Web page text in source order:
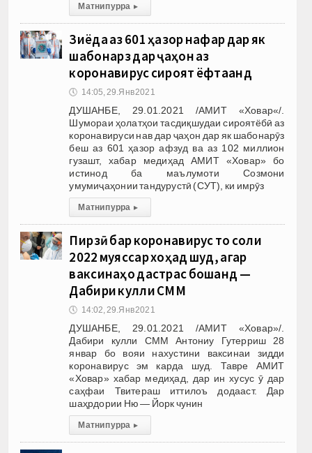
Матни пурра ▸
Зиёда аз 601 ҳазор нафар дар як
шабонарӯз дар ҷаҳон аз
коронавирус сироят ёфтаанд
🕔 14:05, 29.Янв 2021
ДУШАНБЕ, 29.01.2021 /АМИТ «Ховар«/.
Шумораи ҳолатҳои тасдиқшудаи сироятёбӣ аз
коронавируси нав дар ҷаҳон дар як шабонарӯз
беш аз 601 ҳазор афзуд ва аз 102 миллион
гузашт, хабар медиҳад АМИТ «Ховар» бо
истинод ба маълумоти Созмони
умумиҷаҳонии тандурустӣ (СУТ), ки имрӯз
Матни пурра ▸
Пирӯзӣ бар коронавирус то соли
2022 муяссар хоҳад шуд, агар
ваксинаҳо дастрас бошанд —
Дабири кулли СММ
🕔 14:02, 29.Янв 2021
ДУШАНБЕ, 29.01.2021 /АМИТ «Ховар»/.
Дабири кулли СММ Антониу Гутерриш 28
январ бо вояи нахустини ваксинаи зидди
коронавирус эм карда шуд. Тавре АМИТ
«Ховар» хабар медиҳад, дар ин хусус ӯ дар
саҳфаи Твитераш иттилоъ додааст. Дар
шаҳрдории Ню — Йорк чунин
Матни пурра ▸